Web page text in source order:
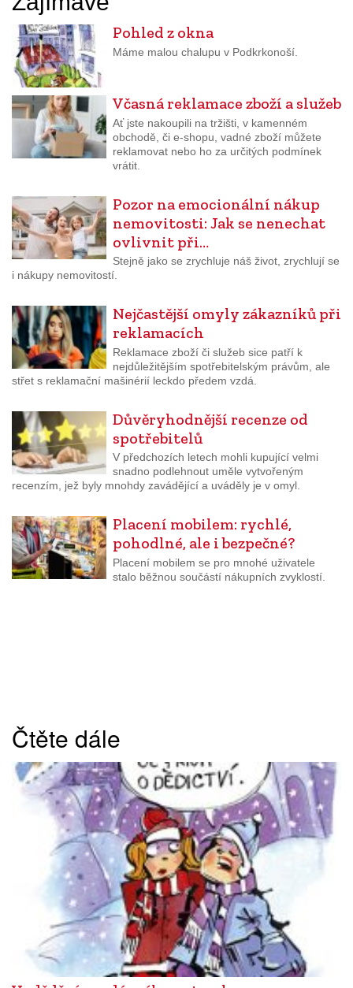
Pohled z okna
Máme malou chalupu v Podkrkonoší.
Včasná reklamace zboží a služeb
Ať jste nakoupili na tržišti, v kamenném
obchodě, či e-shopu, vadné zboží můžete
reklamovat nebo ho za určitých podmínek
vrátit.
Pozor na emocionální nákup
nemovitosti: Jak se nenechat
ovlivnit při…
Stejně jako se zrychluje náš život, zrychlují se
i nákupy nemovitostí.
Nejčastější omyly zákazníků při
reklamacích
Reklamace zboží či služeb sice patří k
nejdůležitějším spotřebitelským právům, ale
střet s reklamační mašinérií leckdo předem vzdá.
Důvěryhodnější recenze od
spotřebitelů
V předchozích letech mohli kupující velmi
snadno podlehnout uměle vytvořeným
recenzím, jež byly mnohdy zavádějící a uváděly je v omyl.
Placení mobilem: rychlé,
pohodlné, ale i bezpečné?
Placení mobilem se pro mnohé uživatele
stalo běžnou součástí nákupních zvyklostí.
Čtěte dále